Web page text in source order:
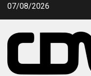
Przejdź
07/08/2026